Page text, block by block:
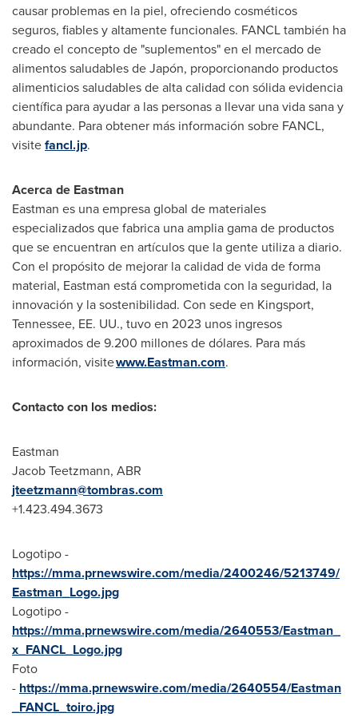
causar problemas en la piel, ofreciendo cosméticos
seguros, fiables y altamente funcionales. FANCL también ha
creado el concepto de "suplementos" en el mercado de
alimentos saludables de Japón, proporcionando productos
alimenticios saludables de alta calidad con sólida evidencia
científica para ayudar a las personas a llevar una vida sana y
abundante. Para obtener más información sobre FANCL,
visitefancl.jp.
Acerca de Eastman
Eastman es una empresa global de materiales
especializados que fabrica una amplia gama de productos
que se encuentran en artículos que la gente utiliza a diario.
Con el propósito de mejorar la calidad de vida de forma
material, Eastman está comprometida con la seguridad, la
innovación y la sostenibilidad. Con sede en Kingsport,
Tennessee, EE. UU., tuvo en 2023 unos ingresos
aproximados de 9.200 millones de dólares. Para más
información, visitewww.Eastman.com.
Contacto con los medios:
Eastman
Jacob Teetzmann, ABR
jteetzmann@tombras.com
+1.423.494.3673
Logotipo -
https://mma.prnewswire.com/media/2400246/5213749/
Eastman_Logo.jpg
Logotipo -
https://mma.prnewswire.com/media/2640553/Eastman_
x_FANCL_Logo.jpg
Foto
- https://mma.prnewswire.com/media/2640554/Eastman
_FANCL_toiro.jpg